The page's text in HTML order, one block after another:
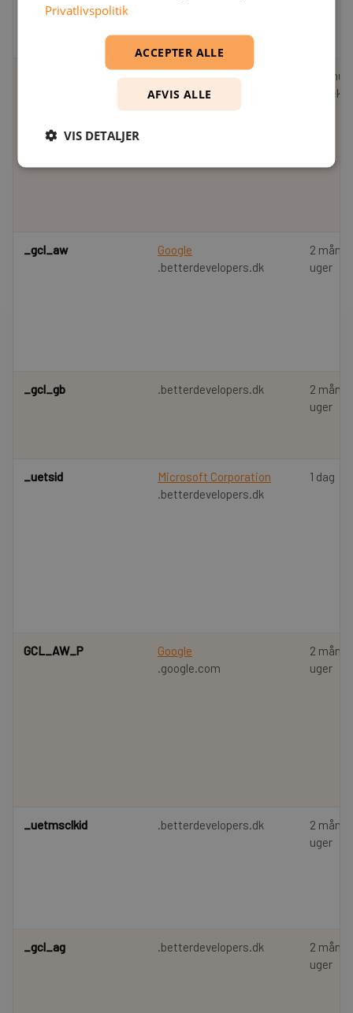
Microsoft Corporation
.c.clarity.ms
9
57
_gcl_aw
Google
.betterdevelopers.dk
2
uger
_gcl_gb .betterdevelopers.dk
2
uger
_uetsid
Microsoft Corporation
.betterdevelopers.dk
1 dag
GCL_AW_P
Google
.google.com
2
uger
_uetmsclkid .betterdevelopers.dk
2
uger
_gcl_ag .betterdevelopers.dk
2
uger
Privatlivspolitik
ACCEPTER ALLE
AFVIS ALLE
VIS DETALJER